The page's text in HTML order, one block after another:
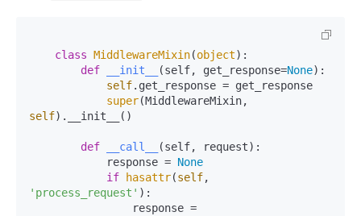
class MiddlewareMixin(object):
def
__init__ (self, get_response=None):
self.get_response = get_response
super
self).__init__()
def __call__ (self, request):
            response =
None
if
hasattr(self
'process_request' ):